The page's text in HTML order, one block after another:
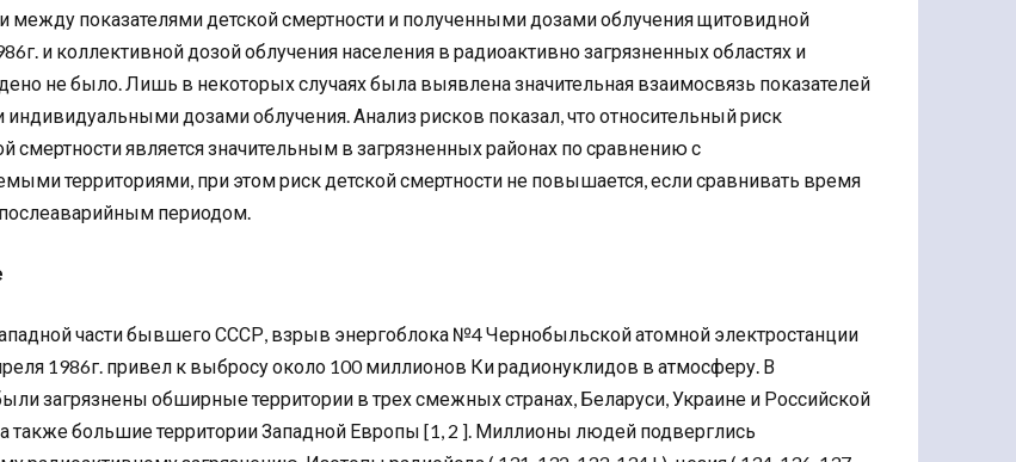
между показателями детской смертности и полученными дозами облучения щитовидной
и коллективной дозой облучения населения в радиоактивно загрязненных областях и
не было. Лишь в некоторых случаях была выявлена значительная взаимосвязь показателей
индивидуальными дозами облучения. Анализ рисков показал, что относительный риск
смертности является значительным в загрязненных районах по сравнению с
территориями, при этом риск детской смертности не повышается, если сравнивать время
периодом.
части бывшего СССР, взрыв энергоблока №4 Чернобыльской атомной электростанции
1986г. привел к выбросу около 100 миллионов Ки радионуклидов в атмосферу. В
загрязнены обширные территории в трех смежных странах, Беларуси, Украине и Российской
также большие территории Западной Европы [1, 2 ]. Миллионы людей подверглись